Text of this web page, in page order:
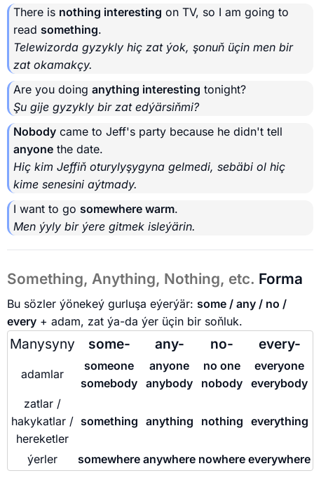
There is nothing interesting on TV, so I am going to
read something.
Telewizorda gyzykly hiç zat ýok, şonuň üçin men bir
zat okamakçy.
Are you doing anything interesting tonight?
Şu gije gyzykly bir zat edýärsiňmi?
Nobody came to Jeff's party because he didn't tell
anyone the date.
Hiç kim Jeffiň oturylyşygyna gelmedi, sebäbi ol hiç
kime senesini aýtmady.
I want to go somewhere warm.
Men ýyly bir ýere gitmek isleýärin.
Something, Anything, Nothing, etc. Forma
Bu sözler ýönekeý gurluşa eýerýär: some / any / no /
every + adam, zat ýa-da ýer üçin bir soňluk.
Manysyny some- any- no- every-
adamlar
someone
somebody
anyone
anybody
no one
nobody
everyone
everybody
zatlar /
hakykatlar /
hereketler
something anything nothing everything
ýerler somewhere anywhere nowhere everywhere